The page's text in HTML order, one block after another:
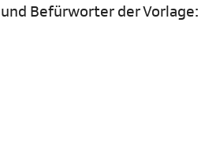
Befürworter der Vorlage: